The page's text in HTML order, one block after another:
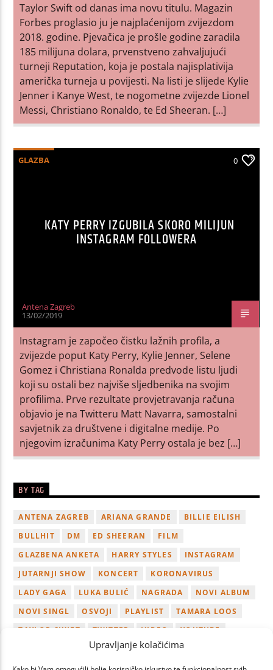
Upravljanje kolačićima
Taylor Swift od danas ima novu titulu. Magazin
Forbes proglasio ju je najplaćenijom zvijezdom
2018. godine. Pjevačica je prošle godine zaradila
185 milijuna dolara, prvenstveno zahvaljujući
turneji Reputation, koja je postala najisplativija
američka turneja u povijesti. Na listi je slijede Kylie
Jenner i Kanye West, te nogometne zvijezde Lionel
Messi, Christiano Ronaldo, te Ed Sheeran. […]
GLAZBA 0
KATY PERRY IZGUBILA SKORO MILIJUN
INSTAGRAM FOLLOWERA
Antena Zagreb
13/02/2019
Instagram je započeo čistku lažnih profila, a
zvijezde poput Katy Perry, Kylie Jenner, Selene
Gomez i Christiana Ronalda predvode listu ljudi
koji su ostali bez najviše sljedbenika na svojim
profilima. Prve rezultate provjetravanja računa
objavio je na Twitteru Matt Navarra, samostalni
savjetnik za društvene i digitalne medije. Po
njegovim izračunima Katy Perry ostala je bez […]
BY TAG
ANTENA ZAGREB ARIANA GRANDE
BILLIE EILISH
BULLHIT
DM ED SHEERAN
FILM
GLAZBENA ANKETA
HARRY STYLES
INSTAGRAM
JUTARNJI SHOW
KONCERT
KORONAVIRUS
LADY GAGA
LUKA BULIĆ NAGRADA
NOVI ALBUM
NOVI SINGL
OSVOJI PLAYLIST
TAMARA LOOS
TAYLOR SWIFT
TWITTER VIDEO
YOUTUBE